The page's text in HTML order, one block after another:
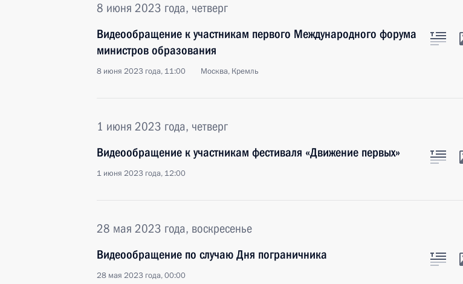
8 июня 2023 года, четверг
Видеообращение к участникам первого Международного форума
министров образования
8 июня 2023 года, 11:00 Москва, Кремль
1 июня 2023 года, четверг
Видеообращение к участникам фестиваля «Движение первых»
1 июня 2023 года, 12:00
28 мая 2023 года, воскресенье
Видеообращение по случаю Дня пограничника
28 мая 2023 года, 00:00